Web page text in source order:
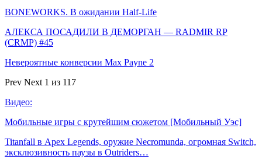
BONEWORKS. В ожидании Half-Life
АЛЕКСА ПОСАДИЛИ В ДЕМОРГАН — RADMIR RP
(CRMP) #45
Невероятные конверсии Max Payne 2
Prev Next 1 из 117
Видео:
Мобильные игры с крутейшим сюжетом [Мобильный Уэс]
Titanfall в Apex Legends, оружие Necromunda, огромная Switch,
эксклюзивность паузы в Outriders…